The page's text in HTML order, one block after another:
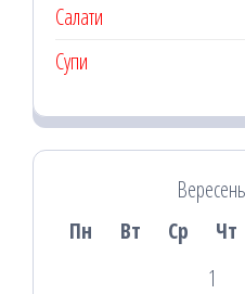
Салати
Супи
Пн
Вт Ср Чт
1